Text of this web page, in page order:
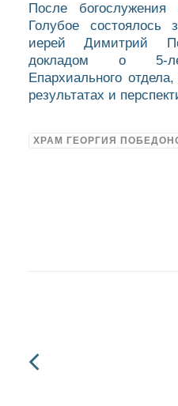
После
Голубое состоялось
иерей Димитрий
докладом о 5-
Епархиального
результатах и
ХРАМ ГЕОРГИЯ